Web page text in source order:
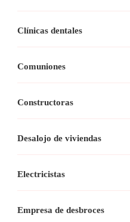
Clínicas dentales
Comuniones
Constructoras
Desalojo de viviendas
Electricistas
Empresa de desbroces